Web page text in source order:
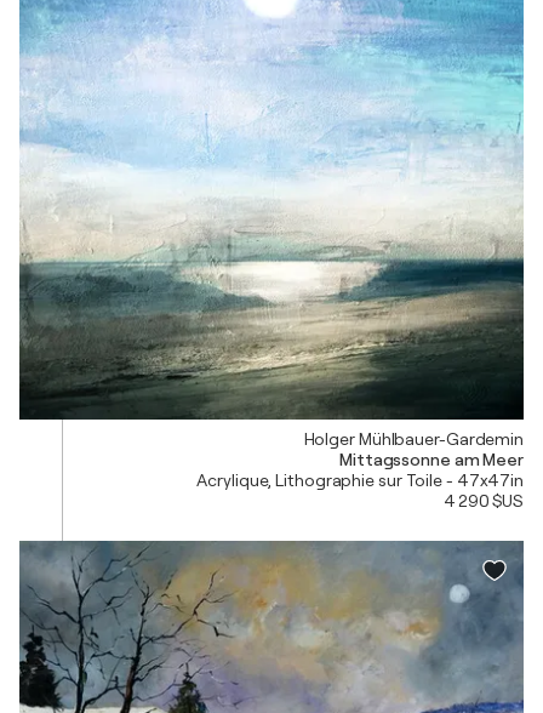
Holger Mühlbauer-Gardemin
Mittagssonne am Meer
Acrylique, Lithographie sur Toile - 47x47in
4 290 $US